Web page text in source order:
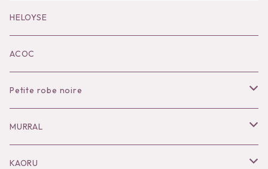
Black series
KOKO別注
HELOYSE
ACOC
Petite robe noire
Necklace
Pierce
MURRAL
Outer
KAORU